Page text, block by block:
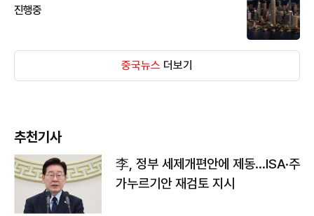
진행중
중국뉴스 더보기
추천기사
李, 정부 세제개편안에 제동…ISA·주
가누르기안 재검토 지시